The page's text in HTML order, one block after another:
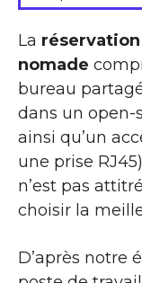
La
nomade
bureau
dans un open-
ainsi qu’un
une prise
n’est pas
choisir la
D’après notre